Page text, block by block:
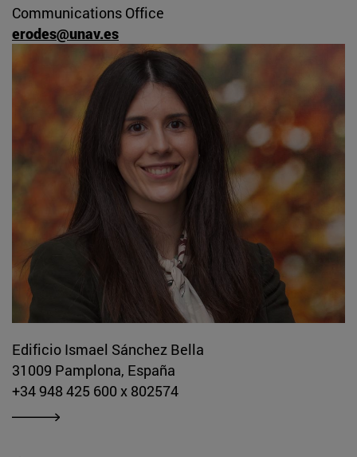
Communications Office
erodes@unav.es
Edificio Ismael Sánchez Bella
31009 Pamplona, España
+34 948 425 600 x 802574